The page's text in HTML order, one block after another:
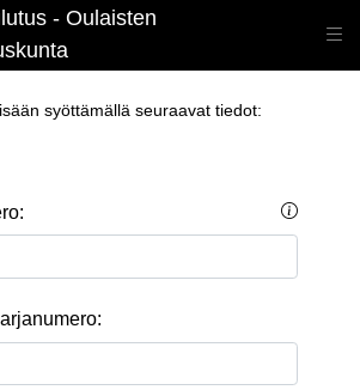
- Oulaisten
syöttämällä seuraavat tiedot: